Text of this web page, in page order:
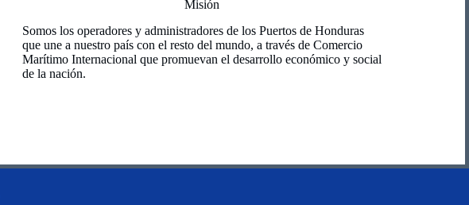
Misión
Somos los operadores y administradores de los Puertos de Honduras
que une a nuestro país con el resto del mundo, a través de Comercio
Marítimo Internacional que promuevan el desarrollo económico y social
de la nación.